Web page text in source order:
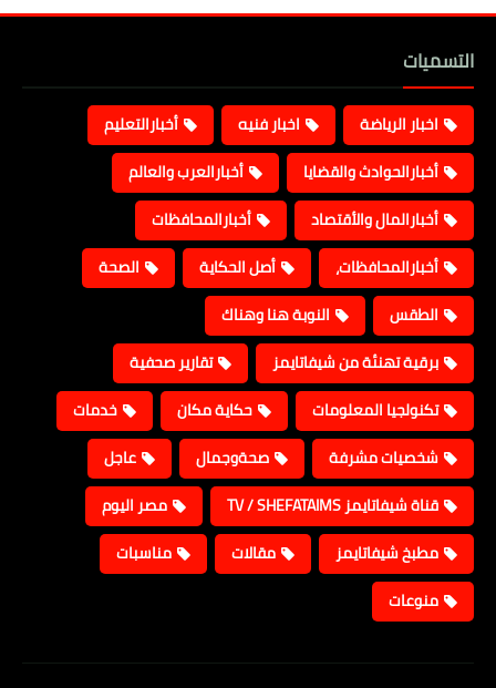
التسميات
اخبار الرياضة اخبار فنيه
أخبارالتعليم
أخبارالحوادث والقضايا
أخبارالعرب والعالم
أخبارالمال والأقتصاد
أخبارالمحافظات
أخبارالمحافظات،
أصل الحكاية
الصحة
الطقس
النوبة هنا وهناك
برقية تهنئة من شيفاتايمز
تقارير صحفية
تكنولجيا المعلومات
حكاية مكان
خدمات
شخصيات مشرفة
صحةوجمال
عاجل
قناة شيفاتايمز TV / SHEFATAIMS
مصر اليوم
مطبخ شيفاتايمز
مقالات
مناسبات
منوعات